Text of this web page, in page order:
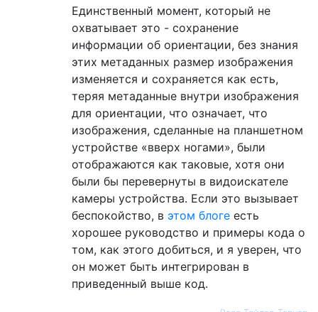
function inner(f00 f10, f01 , f11
var un_x = 1.0 - x;
un_y 1.0
return
f00 * un_x * un_y f10
}
var i, j;
var iyv, iy0, iy1, ixv , ix0, ix1;
var idxD, idxS00 , idxS10, idxS01
var dx, dy;
var r, g, b, a;
i
        iyv
= / scale
        iy0
= Math. floor(iyv);
// Math.ceil can go over bounds
        iy1
= (Math.ceil(iyv) > (
for (j = 0; j < destCanvasData.
            ixv
= j / scale;
            ix0
= Math.floor( ixv
// Math.ceil can go over
            ix1
( Math
destCanvasData
Единственный момент, который не
охватывает это - сохранение
информации об ориентации, без знания
этих метаданных размер изображения
изменяется и сохраняется как есть,
теряя метаданные внутри изображения
для ориентации, что означает, что
изображения, сделанные на планшетном
устройстве «вверх ногами», были
отображаются как таковые, хотя они
были бы перевернуты в видоискателе
камеры устройства. Если это вызывает
беспокойство, в этом блоге есть
хорошее руководство и примеры кода о
том, как этого добиться, и я уверен, что
он может быть интегрирован в
приведенный выше код.